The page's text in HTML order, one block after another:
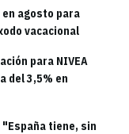
agosto para
vacacional
para NIVEA
del 3,5% en
tiene, sin